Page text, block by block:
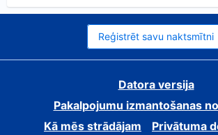
Reģistrēt savu naktsmītni
Datora versija
Pakalpojumu izmantošanas
Kā mēs strādājam
Privātuma